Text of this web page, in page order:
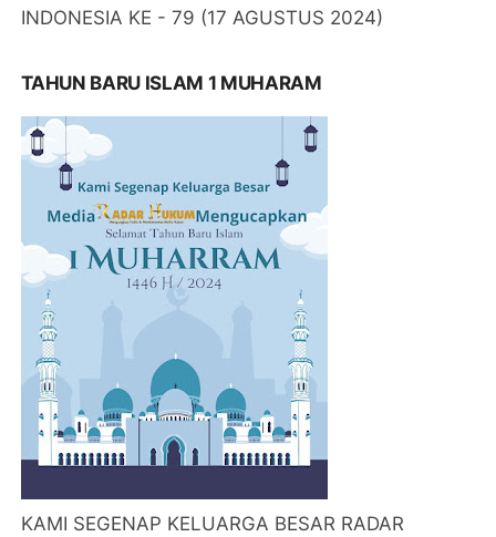
INDONESIA KE - 79 (17 AGUSTUS 2024)
TAHUN BARU ISLAM 1 MUHARAM
KAMI SEGENAP KELUARGA BESAR RADAR